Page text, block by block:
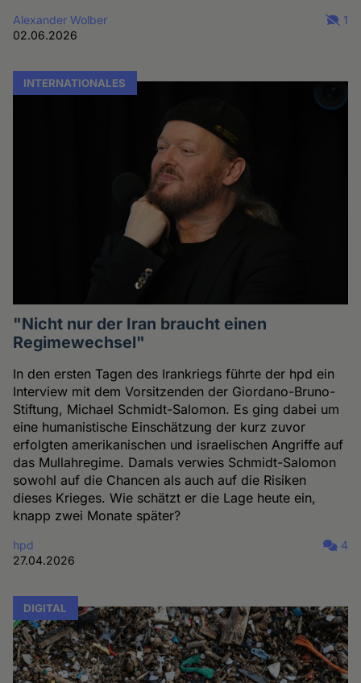
Alexander Wolber
02.06.2026
1
INTERNATIONALES
"Nicht nur der Iran braucht einen
Regimewechsel"
In den ersten Tagen des Irankriegs führte der hpd ein
Interview mit dem Vorsitzenden der Giordano-Bruno-
Stiftung, Michael Schmidt-Salomon. Es ging dabei um
eine humanistische Einschätzung der kurz zuvor
erfolgten amerikanischen und israelischen Angriffe auf
das Mullahregime. Damals verwies Schmidt-Salomon
sowohl auf die Chancen als auch auf die Risiken
dieses Krieges. Wie schätzt er die Lage heute ein,
knapp zwei Monate später?
hpd
27.04.2026
4
DIGITAL